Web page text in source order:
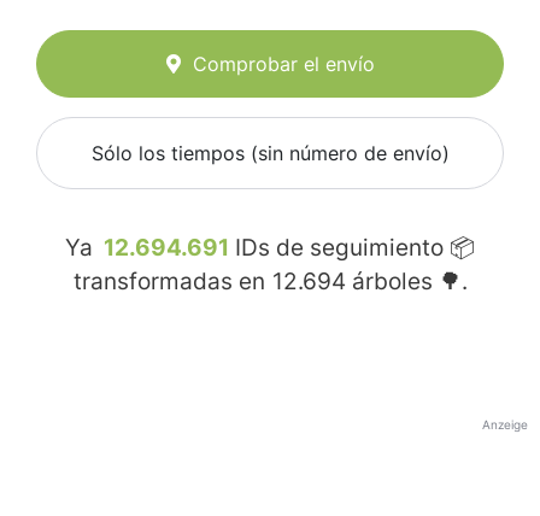
Comprobar el envío
Sólo los tiempos (sin número de envío)
Ya 12.694.691 IDs de seguimiento 📦
transformadas en 12.694 árboles 🌳.
Anzeige